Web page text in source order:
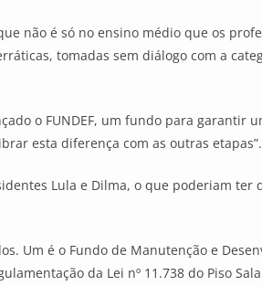
não é só no ensino médio que os
tomadas sem diálogo com a
o FUNDEF, um fundo para garantir
esta diferença com as outras etapas”.
Lula e Dilma, o que poderiam ter
Um é o Fundo de Manutenção e
da Lei nº 11.738 do Piso